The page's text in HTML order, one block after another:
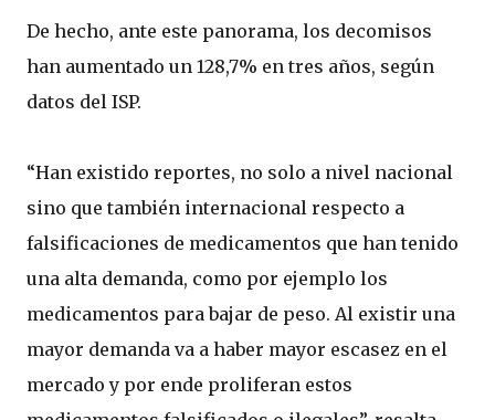
De hecho, ante este panorama, los decomisos
han aumentado un 128,7% en tres años, según
datos del ISP.
“Han existido reportes, no solo a nivel nacional
sino que también internacional respecto a
falsificaciones de medicamentos que han tenido
una alta demanda, como por ejemplo los
medicamentos para bajar de peso. Al existir una
mayor demanda va a haber mayor escasez en el
mercado y por ende proliferan estos